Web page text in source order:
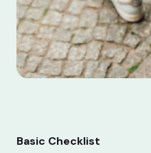
Basic Checklist